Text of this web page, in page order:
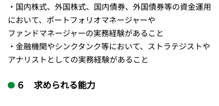
・国内株式、外国株式、国内債券、外国債券等の資金運用
において、ポートフォリオマネージャーや
ファンドマネージャーの実務経験があること
・金融機関やシンクタンク等において、ストラテジストや
アナリストとしての実務経験があること
６ 求められる能力